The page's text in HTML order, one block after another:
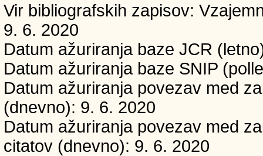
Vir bibliografskih zapisov:
9. 6. 2020
Datum ažuriranja baze JCR
Datum ažuriranja baze SNIP
Datum ažuriranja povezav med
(dnevno): 9. 6. 2020
Datum ažuriranja povezav med
citatov (dnevno): 9. 6. 2020